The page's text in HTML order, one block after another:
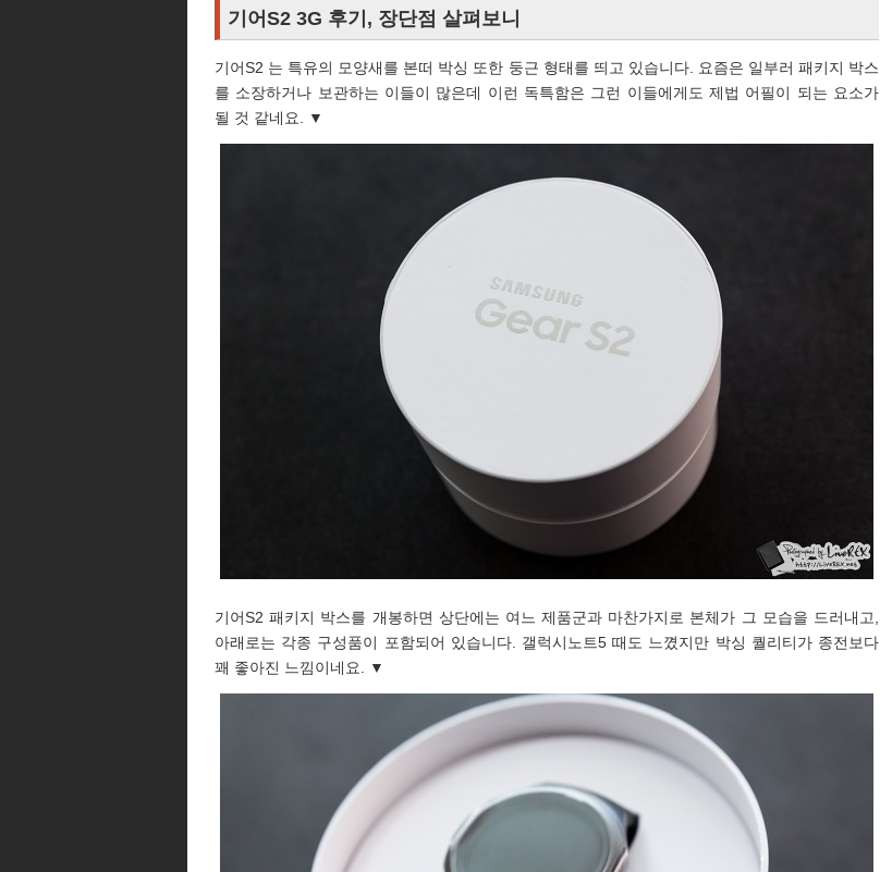
기어S2 3G 후기, 장단점 살펴보니
기어S2 는 특유의 모양새를 본떠 박싱 또한 둥근 형태를 띄고 있습니다. 요즘은 일부러 패키지 박스
를 소장하거나 보관하는 이들이 많은데 이런 독특함은 그런 이들에게도 제법 어필이 되는 요소가
될 것 같네요. ▼
기어S2 패키지 박스를 개봉하면 상단에는 여느 제품군과 마찬가지로 본체가 그 모습을 드러내고,
아래로는 각종 구성품이 포함되어 있습니다. 갤럭시노트5 때도 느꼈지만 박싱 퀄리티가 종전보다
꽤 좋아진 느낌이네요. ▼